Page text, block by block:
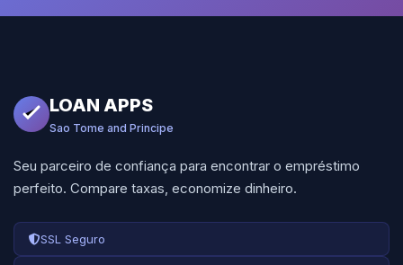
LOAN APPS
Sao Tome and Principe
Seu parceiro de confiança para encontrar o empréstimo
perfeito. Compare taxas, economize dinheiro.
SSL Seguro